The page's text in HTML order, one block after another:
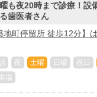
も夜20時まで診療！設
歯医者さん
地町停留所 徒歩12分】
夜 土曜 日曜 祝日
場